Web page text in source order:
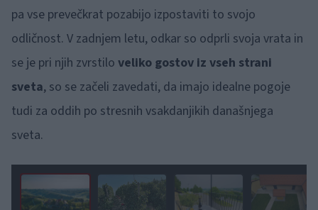
pa vse prevečkrat pozabijo izpostaviti to svojo
odličnost. V zadnjem letu, odkar so odprli svoja vrata in
se je pri njih zvrstilo veliko gostov iz vseh strani
sveta, so se začeli zavedati, da imajo idealne pogoje
tudi za oddih po stresnih vsakdanjikih današnjega
sveta.